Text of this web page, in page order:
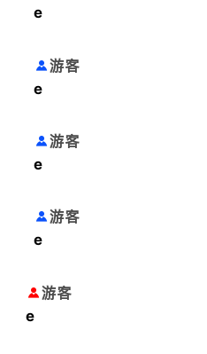
e
游客
e
游客
e
游客
e
游客
e